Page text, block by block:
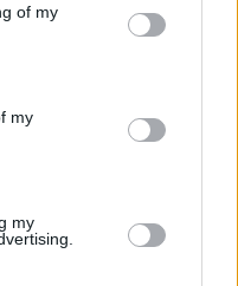
You may click to
its third-party tags to
in below Google
of my
my
my
fiume Meno, a